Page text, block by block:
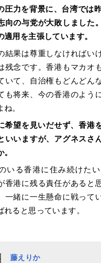
力を背景に、台湾では
向の与党が大敗しました
適用を主張しています。
結果は尊重しなければい
残念です。香港もマカオ
いて、自治権もどんどん
も将来、今の香港のよう
ね。
望を見いだせず、香港
いいますが、アグネスさ
いる香港に住み続けた
香港に残る責任があると
一緒に一生懸命に戦って
れると思っています。
藤えりか